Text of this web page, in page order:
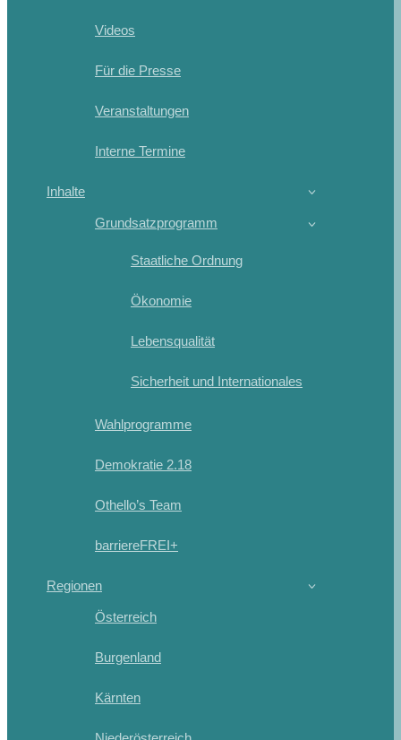
Videos
Für die Presse
Veranstaltungen
Interne Termine
Inhalte
Grundsatzprogramm
Staatliche Ordnung
Ökonomie
Lebensqualität
Sicherheit und Internationales
Wahlprogramme
Demokratie 2.18
Othello’s Team
barriereFREI+
Regionen
Österreich
Burgenland
Kärnten